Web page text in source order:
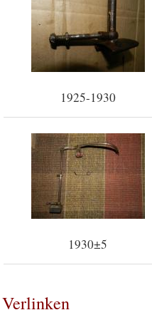
1925-1930
1930±5
Verlinken